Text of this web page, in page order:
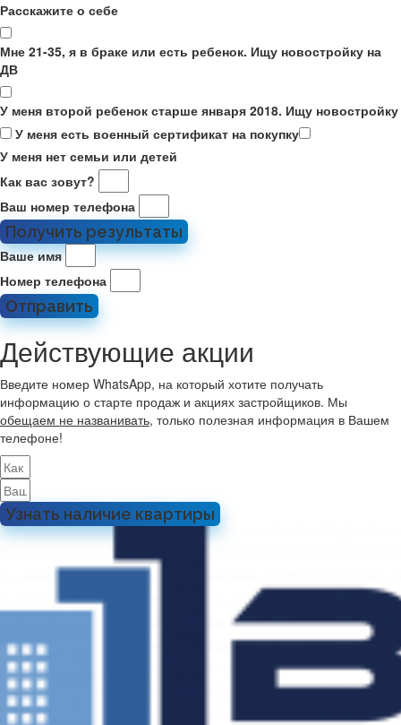
Расскажите о себе
Мне 21-35, я в браке или есть ребенок. Ищу новостройку на
ДВ
У меня второй ребенок старше января 2018. Ищу новостройку
У меня есть военный сертификат на покупку
У меня нет семьи или детей
Как вас зовут?
Ваш номер телефона
Получить результаты
Ваше имя
Номер телефона
Отправить
Действующие акции
Введите номер WhatsApp, на который хотите получать
информацию о старте продаж и акциях застройщиков. Мы
обещаем не названивать, только полезная информация в Вашем
телефоне!
Узнать наличие квартиры